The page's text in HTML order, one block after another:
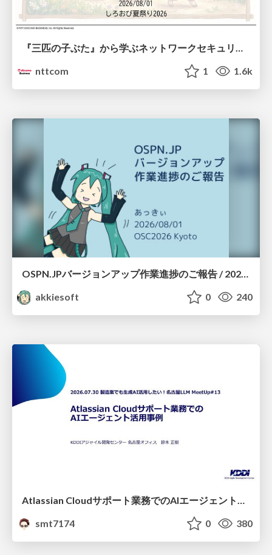
『三匹の子ぶた』から学ぶネットワークセキュリティの昔と今 / Network Security: Then and Now Through the Lens of The Three Little Pigs
nttcom
1 1.6k
OSPN.JPバージョンアップ作業進捗のご報告 / 20260801-osc26kyoto
akkiesoft
0 240
smt7174
0 380